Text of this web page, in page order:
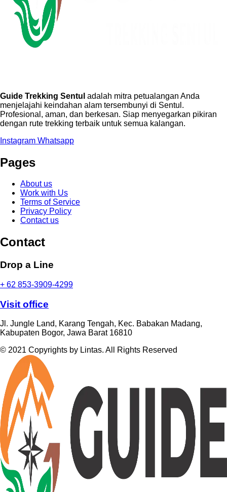
Guide Trekking Sentul adalah mitra petualangan Anda
menjelajahi keindahan alam tersembunyi di Sentul.
Profesional, aman, dan berkesan. Siap menyegarkan pikiran
dengan rute trekking terbaik untuk semua kalangan.
Instagram Whatsapp
Pages
About us
Work with Us
Terms of Service
Privacy Policy
Contact us
Contact
Drop a Line
+ 62 853-3909-4299
Visit office
Jl. Jungle Land, Karang Tengah, Kec. Babakan Madang,
Kabupaten Bogor, Jawa Barat 16810
© 2021 Copyrights by Lintas. All Rights Reserved